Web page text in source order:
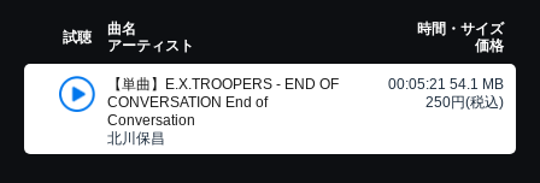
試聴
曲名
アーティスト
時間・サイズ
価格
【単曲】E.X.TROOPERS - END OF
CONVERSATION End of
Conversation
北川保昌
00:05:21 54.1 MB
250円(税込)